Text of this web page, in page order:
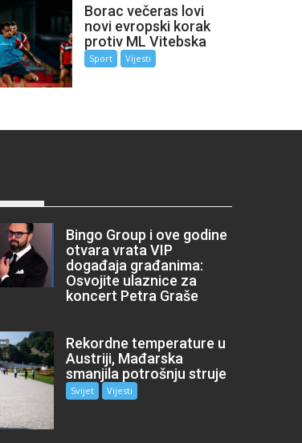
Borac večeras lovi
novi evropski korak
protiv ML Vitebska
Sport Vijesti
Bingo Group i ove godine
otvara vrata VIP
događaja građanima:
Osvojite ulaznice za
koncert Petra Graše
Rekordne temperature u
Austriji, Mađarska
smanjila potrošnju struje
Svijet Vijesti